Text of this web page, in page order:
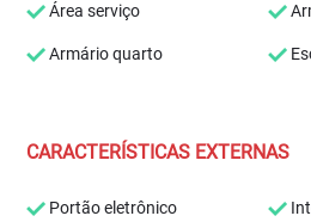
Área serviço
Armário quarto
CARACTERÍSTICAS EXTERNAS
Portão eletrônico